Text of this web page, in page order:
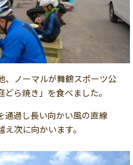
、ノーマルが舞鶴スポーツ公
ら焼き」を食べました。
通過し長い向かい風の直線
え次に向かいます。